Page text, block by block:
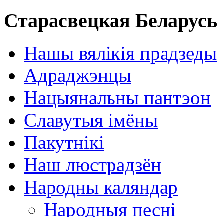
Старасвецкая Беларусь
Нашы вялікія прадзеды
Адраджэнцы
Нацыянальны пантэон
Славутыя імёны
Пакутнікі
Наш люстрадзён
Народны каляндар
Народныя песні